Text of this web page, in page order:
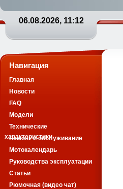
06.08.2026, 11:12
Навигация
Главная
Новости
FAQ
Модели
Технические
характеристики
Ремонт и обслуживание
Мотокалендарь
Руководства эксплуатации
Статьи
Рюмочная (видео чат)